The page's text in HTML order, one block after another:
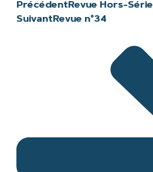
PrécédentRevue Hors-Série
SuivantRevue n°34